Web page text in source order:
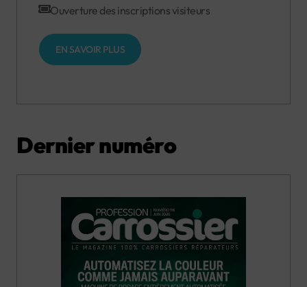
Ouverture des inscriptions visiteurs
EN SAVOIR PLUS
Dernier numéro